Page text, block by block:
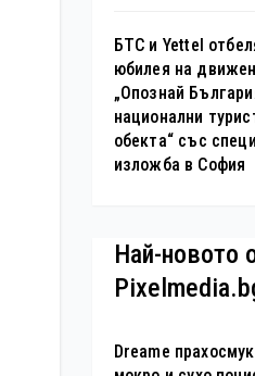
БТС и Yettel
юбилея на
„Опознай
национални
обекта“ със
изложба в София
Най-новото
Dreame